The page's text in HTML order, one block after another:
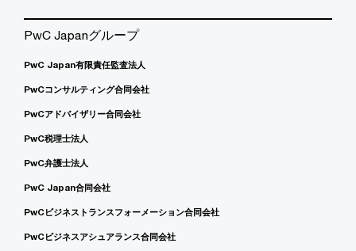
PwC Japanグループ
PwC Japan有限責任監査法人
PwCコンサルティング合同会社
PwCアドバイザリー合同会社
PwC税理士法人
PwC弁護士法人
PwC Japan合同会社
PwCビジネストランスフォーメーション合同会社
PwCビジネスアシュアランス合同会社